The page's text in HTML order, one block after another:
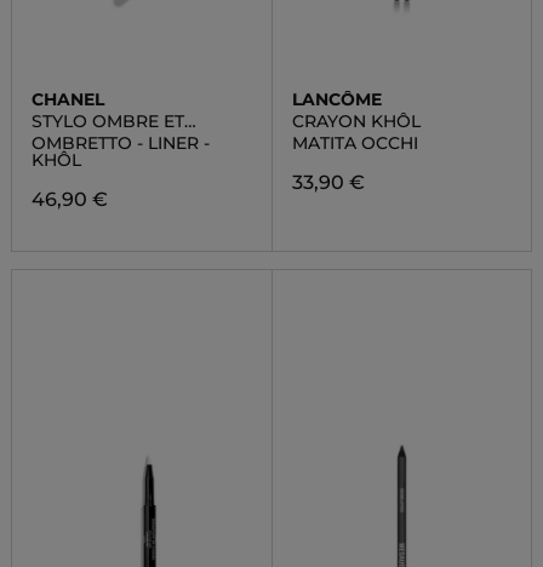
CHANEL
STYLO OMBRE ET
CONTOUR
OMBRETTO - LINER -
KHÔL
46,90 €
LANCÔME
CRAYON KHÔL
MATITA OCCHI
33,90 €